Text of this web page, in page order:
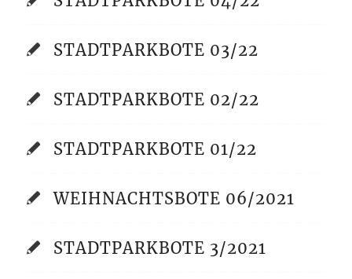
STADTPARKBOTE 03/22
STADTPARKBOTE 02/22
STADTPARKBOTE 01/22
WEIHNACHTSBOTE 06/2021
STADTPARKBOTE 3/2021